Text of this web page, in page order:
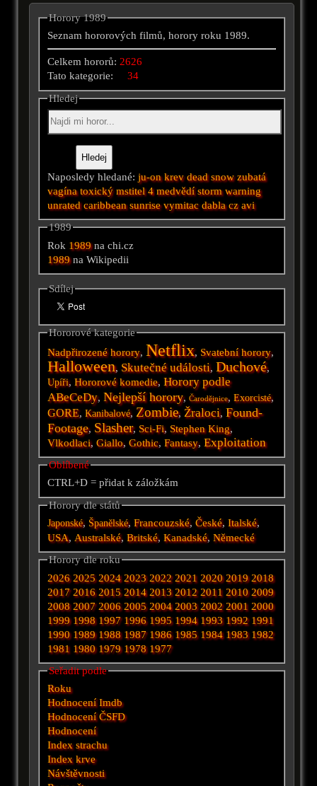
Horory 1989
Seznam hororových filmů, horory roku 1989.
Celkem hororů:2626
Tato kategorie:34
Hledej
Naposledy hledané:ju-on krev dead snow zubatá
vagína toxický mstitel 4 medvědí storm warning
unrated caribbean sunrise vymitac dabla cz avi
1989
Rok 1989na chi.cz
1989na Wikipedii
Sdílej
Hororové kategorie
Nadpřirozené horory, Netflix, Svatební horory,
Halloween, Skutečné události, Duchové,
Upíři,Hororové komedie,Horory podle
ABeCeDy, Nejlepší horory,Čarodějnice,Exorcisté,
GORE,Kanibalové, Zombie, Žraloci, Found-
Footage, Slasher, Sci-Fi, Stephen King,
Vlkodlaci,Giallo,Gothic,Fantasy,Exploitation
Oblíbené
CTRL+D = přidat k záložkám
Horory dle států
Japonské, Španělské,Francouzské,České,Italské,
USA, Australské,Britské,Kanadské,Německé
Horory dle roku
2026 2025 2024 2023 2022 2021 2020 2019 2018
2017 2016 2015 2014 2013 2012 2011 2010 2009
2008 2007 2006 2005 2004 2003 2002 2001 2000
1999 1998 1997 1996 1995 1994 1993 1992 1991
1990 1989 1988 1987 1986 1985 1984 1983 1982
1981 1980 1979 1978 1977
Seřadit podle
Roku
Hodnocení Imdb
Hodnocení ČSFD
Hodnocení
Index strachu
Index krve
Návštěvnosti